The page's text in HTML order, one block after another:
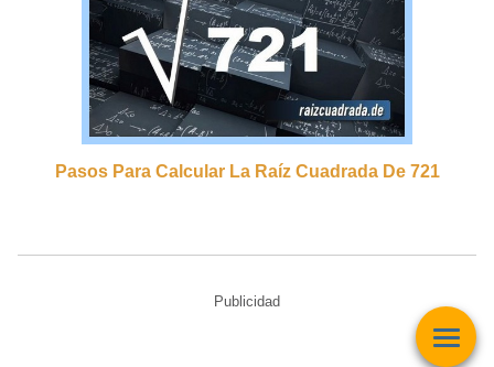
Pasos Para Calcular La Raíz Cuadrada De 721
Publicidad